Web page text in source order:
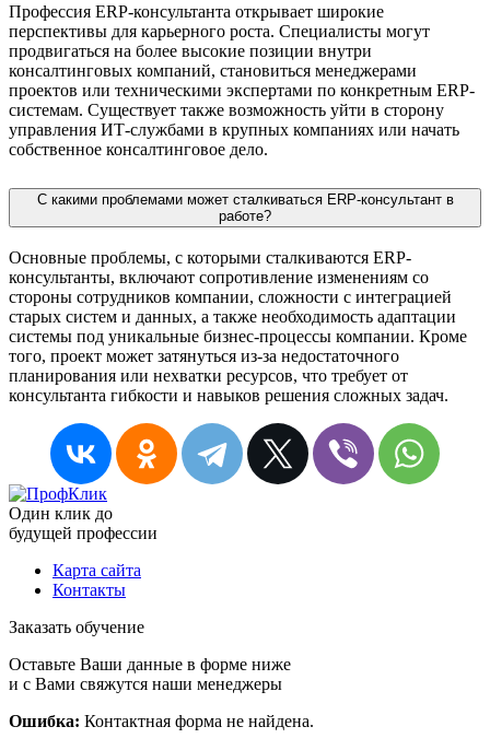
Профессия ERP-консультанта открывает широкие
перспективы для карьерного роста. Специалисты могут
продвигаться на более высокие позиции внутри
консалтинговых компаний, становиться менеджерами
проектов или техническими экспертами по конкретным ERP-
системам. Существует также возможность уйти в сторону
управления ИТ-службами в крупных компаниях или начать
собственное консалтинговое дело.
С какими проблемами может сталкиваться ERP-консультант в
работе?
Основные проблемы, с которыми сталкиваются ERP-
консультанты, включают сопротивление изменениям со
стороны сотрудников компании, сложности с интеграцией
старых систем и данных, а также необходимость адаптации
системы под уникальные бизнес-процессы компании. Кроме
того, проект может затянуться из-за недостаточного
планирования или нехватки ресурсов, что требует от
консультанта гибкости и навыков решения сложных задач.
Один клик до
будущей профессии
Карта сайта
Контакты
Заказать обучение
Оставьте Ваши данные в форме ниже
и с Вами свяжутся наши менеджеры
Ошибка: Контактная форма не найдена.